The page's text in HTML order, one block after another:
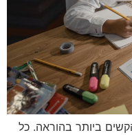
ביותר בהוראה. כל